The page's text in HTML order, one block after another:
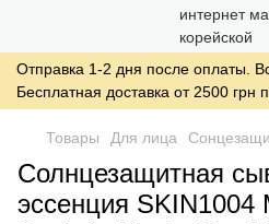
Отправка 1-2 дня после оплаты.
Бесплатная доставка от 2500 грн
Товары Для лица
Солнцезащитная
эссенция SKIN1004